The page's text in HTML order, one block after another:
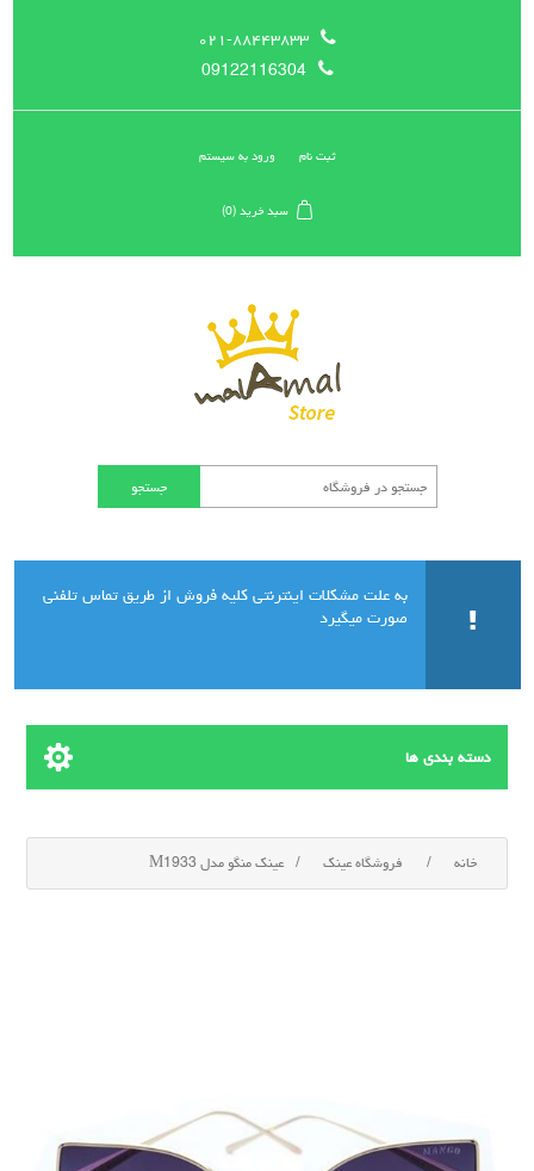
۰۲۱-۸۸۴۴۳۸۳۳
09122116304
ثبت نام ورود به سیستم
سبد خرید(0)
به علت مشکلات اینترنتی کلیه فروش از طریق تماس تلفنی
صورت میگیرد
دسته بندی ها
خانه / فروشگاه عینک / عینک منگو مدل M1933